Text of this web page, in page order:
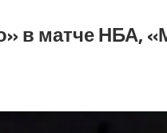
в матче НБА,